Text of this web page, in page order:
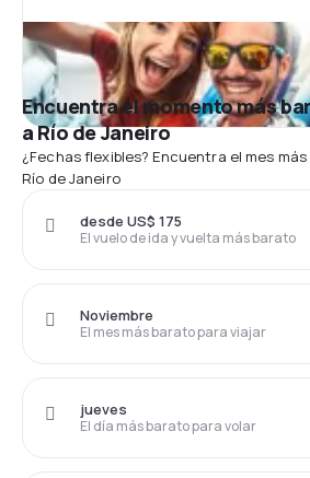
Encuentra el momento más
a Río de Janeiro
¿Fechas flexibles? Encuentra el mes
Río de Janeiro
El vuelo de ida y vuelta más barato
desde US$ 175
El mes más barato para viajar
Noviembre
El día más barato para volar
jueves